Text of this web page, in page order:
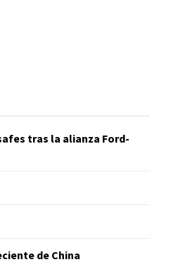
tras la alianza Ford-
de China